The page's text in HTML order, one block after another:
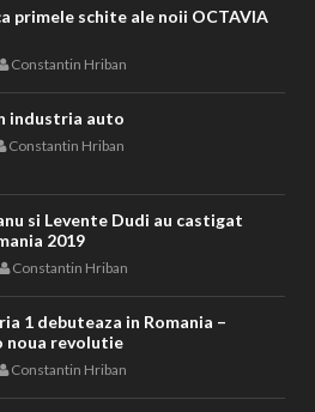
primele schite ale noii OCTAVIA
Constantin Hriban
industria auto
Constantin Hriban
si Levente Dudi au castigat
2019
Constantin Hriban
1 debuteaza in Romania –
noua revolutie
Constantin Hriban